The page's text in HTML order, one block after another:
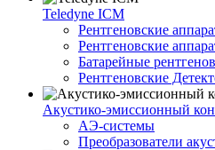
Teledyne ICM
Рентгеновские
Рентгеновские
Батарейные
Рентгеновские
Акустико-эмисcионный
АЭ-системы
Преобразователи